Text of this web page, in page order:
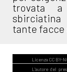
trovata
tante